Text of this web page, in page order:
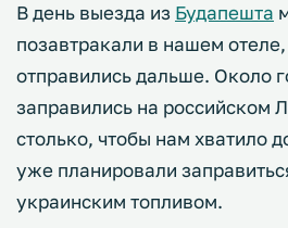
В день выезда из Будапешта
позавтракали в нашем
отправились дальше. Около
заправились на российском
столько, чтобы нам хватило
уже планировали
украинским топливом.